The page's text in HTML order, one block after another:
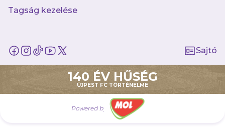
Tagság kezelése
Sajtó
140 ÉV HŰSÉG
ÚJPEST FC TÖRTÉNELME
Powered by
augusztus 1.
„A tűzoltókba bele van kódolva a
segíteni akarás”